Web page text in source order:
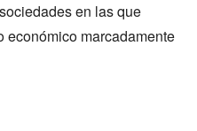
en las que
económico marcadamente